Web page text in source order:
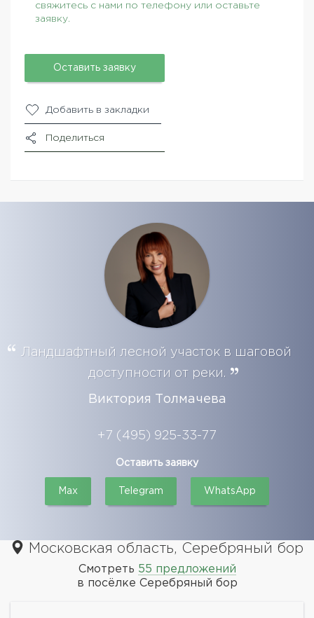
свяжитесь с нами по телефону или оставьте
заявку.
Оставить заявку
Добавить в закладки
Поделиться
Ландшафтный лесной участок в шаговой
доступности от реки.
Виктория Толмачева
+7 (495) 925-33-77
Оставить заявку
Max Telegram WhatsApp
Московская область, Серебряный бор
Смотреть 55 предложений
в посёлке Серебряный бор